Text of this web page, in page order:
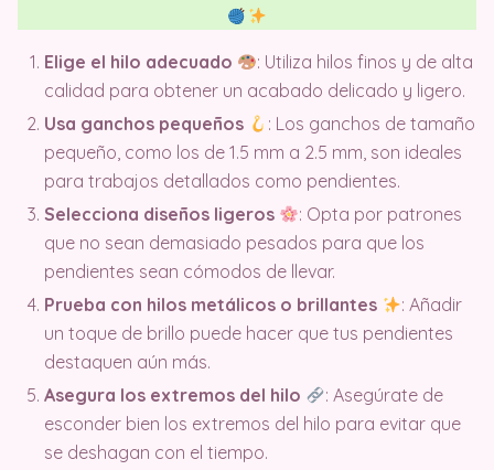
Elige el hilo adecuado
: Utiliza hilos finos y de alta
calidad para obtener un acabado delicado y ligero.
Usa ganchos pequeños
: Los ganchos de tamaño
pequeño, como los de 1.5 mm a 2.5 mm, son ideales
para trabajos detallados como pendientes.
Selecciona diseños ligeros
: Opta por patrones
que no sean demasiado pesados para que los
pendientes sean cómodos de llevar.
Prueba con hilos metálicos o brillantes
: Añadir
un toque de brillo puede hacer que tus pendientes
destaquen aún más.
Asegura los extremos del hilo
: Asegúrate de
esconder bien los extremos del hilo para evitar que
se deshagan con el tiempo.